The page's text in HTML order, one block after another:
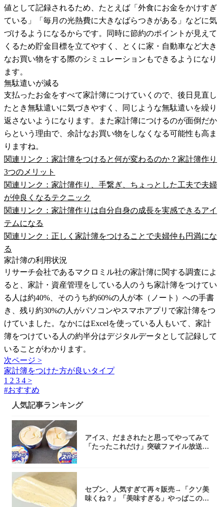
値として記録されるため、たとえば「外食にお金をかけすぎ
ている」「毎月の光熱費に大きなばらつきがある」などに気
づけるようになるからです。同時に節約のポイントが見えて
くるため貯金目標を立てやすく、とくに家・自動車など大き
なお買い物をする際のシミュレーションもできるようになり
ます。
無駄遣いが減る
支払ったお金をすべて家計簿につけていくので、後日見直し
たとき無駄遣いに気づきやすく、同じような無駄遣いを繰り
返さないようになります。また家計簿につけるのが面倒だか
らという理由で、余計なお買い物をしなくなる可能性も高ま
りますね。
関連リンク：家計簿をつけると何が変わるのか？家計簿作り
3つのメリット
関連リンク：家計簿作り、手繋ぎ、ちょっとした工夫で夫婦
が仲良くなるテクニック
関連リンク：家計簿作りは自分自身の成長を実感できるアイ
テムになる
関連リンク：正しく家計簿をつけることで夫婦仲も円満にな
る
家計簿の利用状況
リサーチ会社であるマクロミル社の家計簿に関する調査によ
ると、家計・資産管理をしている人のうち家計簿をつけてい
る人は約40%、そのうち約60%の人が本（ノート）への手書
き、残り約30%の人がパソコンやスマホアプリで家計簿をつ
けていました。なかにはExcelを使っている人もいて、家計
簿をつけている人の約半分はデジタルデータとして記録して
いることがわかります。
次ページ >
家計簿をつけた方が良いタイプ
1 2 3 4 >
#おすすめ
人気記事ランキング
アイス、だまされたと思ってやってみて
「たったこれだけ」突破ファイル放送で
セブン、人気すぎて再々販売→「クソ美
味くね？」「美味すぎる」やっぱこのク